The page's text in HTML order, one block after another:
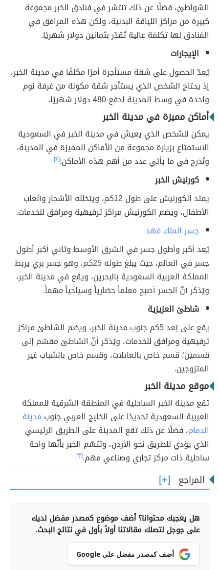
الشواطئ، فضلًا عن ذلك تنتشر في فنادق الخبر مجموعة
كبيرة من مراكز اللياقة البدنية، ولكن هذه المرافق في
الفنادق لها تكلفة عالية تُقدّر بثمانين دولار شهريًا.
الإيجارات
يُعدّ الحصول على شقة مستأجرة أمرًا مكلفًا في مدينة الخبر،
إذ يحتاج الشخص الذي يستأجر شقة مكونة من غرفة نوم
واحدة في وسط المدينة لدفع 480 دولار شهريًا.
أماكن مميزة في مدينة الخبر
يمكن للشخص الذي يعيش في مدينة الخبر في السعودية
الاستمتاع بزيارة مجموعة من الأماكن المميزة في المدينة،
ونُدرج في ما يأتي عدد من أهم هذه الأماكن:[٢]
كورنيش الخبر
يمتد الكورنيش على طول 12كم، ويتخلله الأشجار وألعاب
الأطفال، ويضم الكورنيش مراكز ترفيهية ومرافق للخدمات.
جسر الملك فهد
يُعدأكبر وأطول جسر في الشرق الأوسط وثاني أكبر أطول
جسر في العالم، حيث يبلغ طوله 25كم، وهو جسر بري يربط
المملكة العربية السعودية بالبحرين، ويقع في مدينة الخبر،
ويُذكر أنّ الجسر أصبح معلماً حضارياً وسياحياً مهماً.
شاطئ العزيزية
يقع على بُعد 5كم جنوب مدينة الخبر، و
يضم الشاطئ مراكز
ترفيهية ومرافق للخدمات، ويُذكر أنّ الشاطئ مقسّم إلى
قسمين؛ قسم خاص بالعائلات، وقسم خاص بالشباب غير
المتزوجين.
موقع مدينة الخبر
تقع مدينة الخبر الساحلية في المنطقة الشرقية للمملكة
العربية السعودية تحديدًا على الخليج العربي جنوب مدينة
الدمام، فضلًا عن ذلك تقع المدينة على الطريق الرئيسي
الذي يؤدي للطريق نحو الأردن، وتتسّم الخبر بأنّها واحة
ساحلية ذات مركز تجاري وصناعي مهم.[٣]
المراجع
هل يعجبك محتوانا؟ أضف موضوع كمصدر مفضل لديك
على جوجل لتصلك مقالاتنا أولاً بأول في نتائج البحث.
أضف كمصدر مفضل على Google